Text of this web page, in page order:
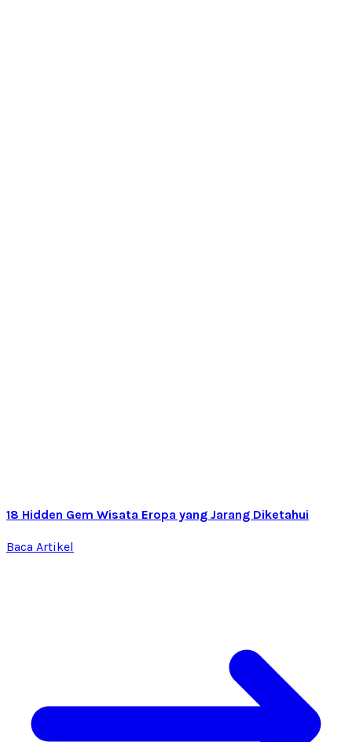
18 Hidden Gem Wisata Eropa yang Jarang Diketahui
Baca Artikel